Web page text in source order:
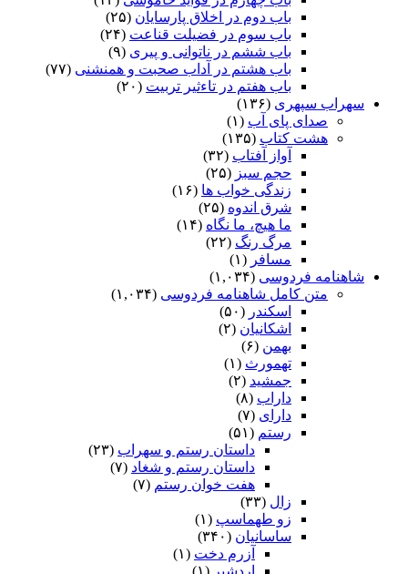
باب دوم در اخلاق پارسایان (۲۵)
باب سوم در فضیلت قناعت (۲۴)
باب ششم در ناتوانى و پیرى (۹)
باب هشتم در آداب صحبت و همنشنى (۷۷)
باب هفتم در تاءثیر تربیت (۲۰)
سهراب سپهری (۱۳۶)
صدای پای آب (۱)
هشت کتاب (۱۳۵)
آواز آفتاب (۳۲)
حجم سبز (۲۵)
زندگی خواب ها (۱۶)
شرق اندوه (۲۵)
ما هیچ، ما نگاه (۱۴)
مرگ رنگ (۲۲)
مسافر (۱)
شاهنامه فردوسی (۱,۰۳۴)
متن کامل شاهنامه فردوسی (۱,۰۳۴)
اسکندر (۵۰)
اشکانیان (۲)
بهمن (۶)
تهمورث (۱)
جمشید (۲)
داراب (۸)
دارای (۷)
رستم (۵۱)
داستان رستم و سهراب (۲۳)
داستان رستم و شغاد (۷)
هفت خوان رستم‏ (۷)
زال (۳۳)
زو طهماسپ‏ (۱)
ساسانیان (۳۴۰)
آزرم دخت (۱)
اردشیر (۱)